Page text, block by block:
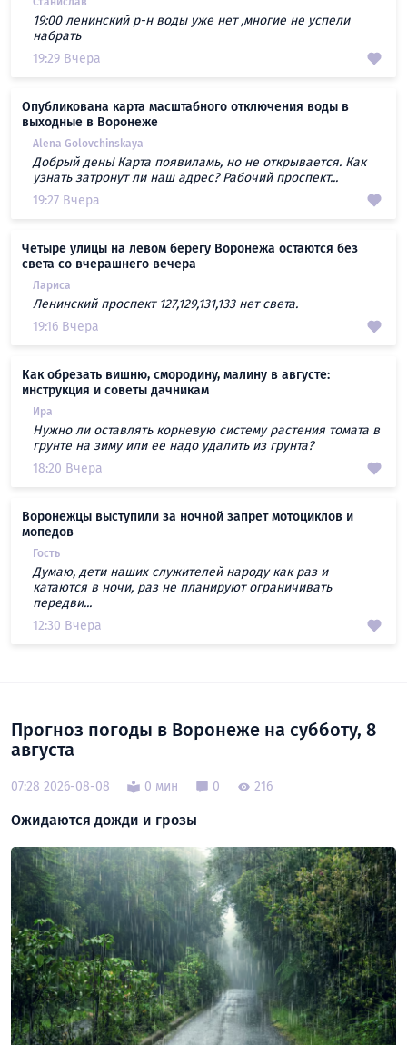
19:00 ленинский р-н воды уже нет ,многие не успели
набрать
19:29 Вчера
Опубликована карта масштабного отключения воды в
выходные в Воронеже
Alena Golovchinskaya
Добрый день! Карта появиламь, но не открывается. Как
узнать затронут ли наш адрес? Рабочий проспект...
19:27 Вчера
Четыре улицы на левом берегу Воронежа остаются без
света со вчерашнего вечера
Лариса
Ленинский проспект 127,129,131,133 нет света.
19:16 Вчера
Как обрезать вишню, смородину, малину в августе:
инструкция и советы дачникам
Ира
Нужно ли оставлять корневую систему растения томата в
грунте на зиму или ее надо удалить из грунта?
18:20 Вчера
Воронежцы выступили за ночной запрет мотоциклов и
мопедов
Гость
Думаю, дети наших служителей народу как раз и
катаются в ночи, раз не планируют ограничивать
передви...
12:30 Вчера
Прогноз погоды в Воронеже на субботу, 8
августа
07:28 2026-08-08 0 мин 0 216
Ожидаются дожди и грозы